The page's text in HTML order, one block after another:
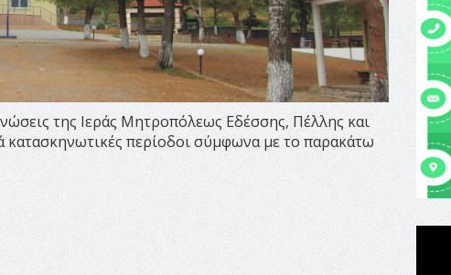
της Ιεράς Μητροπόλεως Εδέσσης, Πέλλης και
περίοδοι σύμφωνα με το παρακάτω